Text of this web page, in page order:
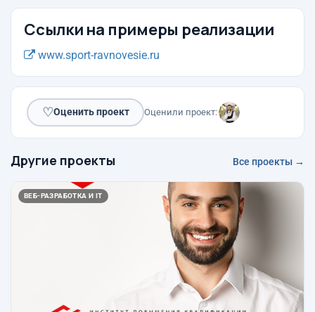
Ссылки на примеры реализации
www.sport-ravnovesie.ru
♡Оценить проект Оценили проект:
Другие проекты Все проекты →
ВЕБ-РАЗРАБОТКА И IT